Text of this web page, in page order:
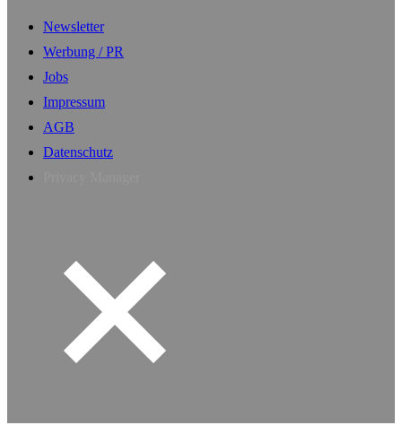
Newsletter
Werbung / PR
Jobs
Impressum
AGB
Datenschutz